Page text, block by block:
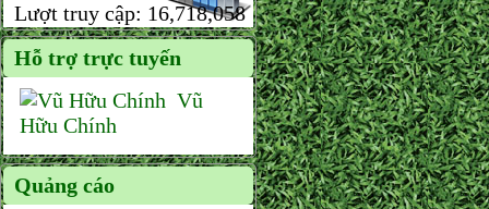
Lượt truy cập: 16,718,058
Hỗ trợ trực tuyến
Vũ
Hữu Chính
Quảng cáo